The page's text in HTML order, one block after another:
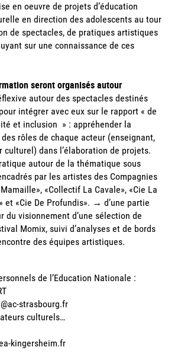
en oeuvre de projets d’éducation
en direction des adolescents au tour
de spectacles, de pratiques artistiques
sur une connaissance de ces
seront organisés autour
autour des spectacles destinés
intégrer avec eux sur le rapport « de
et inclusion » : appréhender la
rôles de chaque acteur (enseignant,
culturel) dans l’élaboration de projets.
autour de la thématique sous
par les artistes des Compagnies
«Collectif La Cavale», «Cie La
et «Cie De Profundis». → d’une partie
du visionnement d’une sélection de
Momix, suivi d’analyses et de bords
des équipes artistiques.
de l’Education Nationale :
strasbourg.fr
culturels…
kingersheim.fr